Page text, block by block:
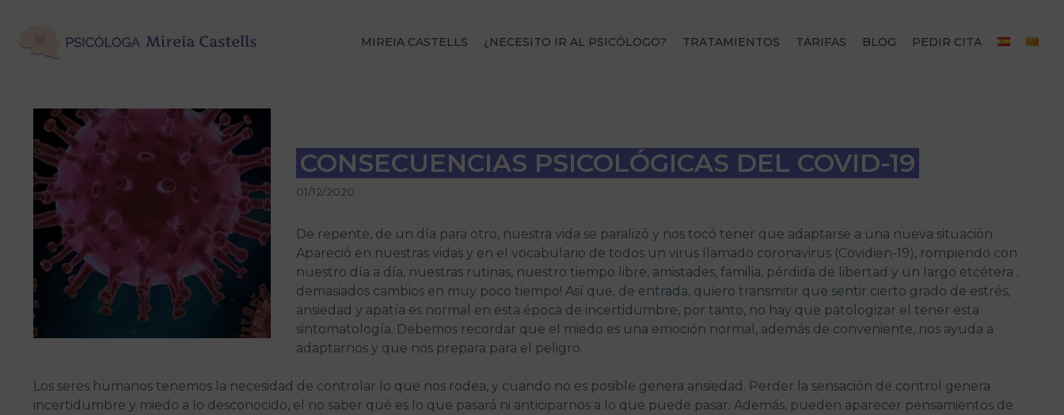
contenido
MIREIA CASTELLS ¿NECESITO IR AL PSICÓLOGO? TRATAMIENTOS TARIFAS BLOG PEDIR CITA
CONSECUENCIAS PSICOLÓGICAS DEL COVID-19
01/12/2020
De repente, de un día para otro, nuestra vida se paralizó y nos tocó tener que adaptarse a una nueva situación.
Apareció en nuestras vidas y en el vocabulario de todos un virus llamado coronavirus (Covidien-19), rompiendo con
nuestro día a día, nuestras rutinas, nuestro tiempo libre, amistades, familia, pérdida de libertad y un largo etcétera ;
demasiados cambios en muy poco tiempo! Así que, de entrada, quiero transmitir que sentir cierto grado de estrés,
ansiedad y apatía es normal en esta época de incertidumbre, por tanto, no hay que patologizar el tener esta
sintomatología. Debemos recordar que el miedo es una emoción normal, además de conveniente, nos ayuda a
adaptarnos y que nos prepara para el peligro.
Los seres humanos tenemos la necesidad de controlar lo que nos rodea, y cuando no es posible genera ansiedad. Perder la sensación de control genera
incertidumbre y miedo a lo desconocido, el no saber qué es lo que pasará ni anticiparnos a lo que puede pasar. Además, pueden aparecer pensamientos de